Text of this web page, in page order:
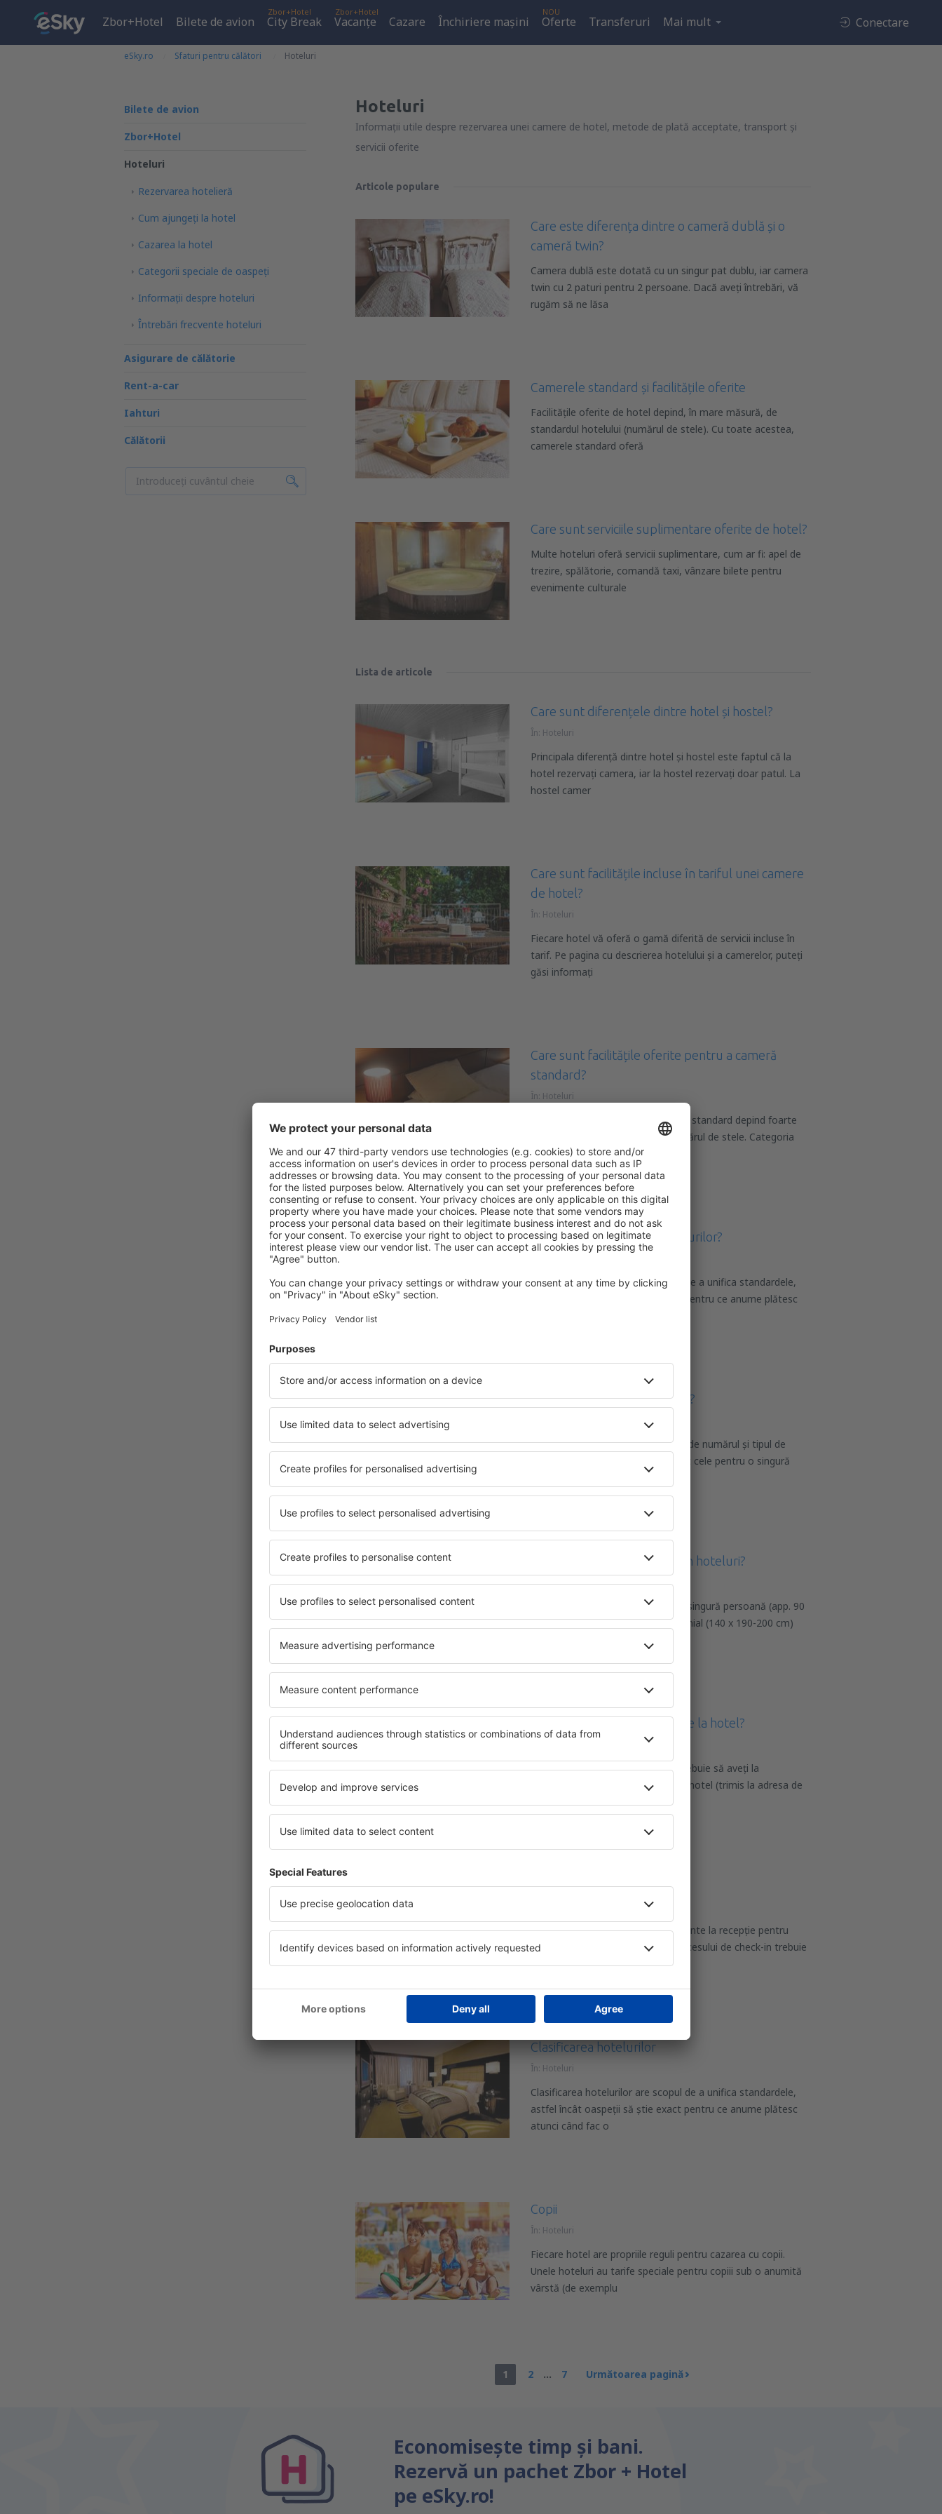
Zbor+Hotel Bilete de avion
Zbor+Hotel
City Break
Zbor+Hotel
Vacanţe Cazare Închiriere mașini
NOU
Oferte Transferuri Mai mult Conectare
eSky.ro Sfaturi pentru călători Hoteluri
Bilete de avion
Zbor+Hotel
Hoteluri
Rezervarea hotelieră
Cum ajungeţi la hotel
Cazarea la hotel
Categorii speciale de oaspeţi
Informații despre hoteluri
Întrebări frecvente hoteluri
Asigurare de călătorie
Rent-a-car
Iahturi
Călătorii
Hoteluri
Informații utile despre rezervarea unei camere de hotel, metode de plată acceptate, transport și
servicii oferite
Articole populare
Care este diferența dintre o cameră dublă și o
cameră twin?
Camera dublă este dotată cu un singur pat dublu, iar camera
twin cu 2 paturi pentru 2 persoane. Dacă aveți întrebări, vă
rugăm să ne lăsa
Camerele standard și facilitățile oferite
Facilitățile oferite de hotel depind, în mare măsură, de
standardul hotelului (numărul de stele). Cu toate acestea,
camerele standard oferă
Care sunt serviciile suplimentare oferite de hotel?
Multe hoteluri oferă servicii suplimentare, cum ar fi: apel de
trezire, spălătorie, comandă taxi, vânzare bilete pentru
evenimente culturale
Lista de articole
Care sunt diferențele dintre hotel și hostel?
În: Hoteluri
Principala diferență dintre hotel și hostel este faptul că la
hotel rezervați camera, iar la hostel rezervați doar patul. La
hostel camer
Care sunt facilitățile incluse în tariful unei camere
de hotel?
În: Hoteluri
Fiecare hotel vă oferă o gamă diferită de servicii incluse în
tarif. Pe pagina cu descrierea hotelului și a camerelor, puteți
găsi informați
Care sunt facilitățile oferite pentru a cameră
standard?
În: Hoteluri
Facilitățile oferite pentru o cameră standard depind foarte
mult de standardul hotelului - numărul de stele. Categoria
cea mai populară este
Care sunt standardele hotelurilor?
Clasificarea hotelurilor are scopul de a unifica standardele,
astfel încât oaspeții să știe exact pentru ce anume plătesc
Care sunt tipurile de camere?
Camerele sunt împărțite în funcție de numărul și tipul de
paturi oferite. Camerele single sunt cele pentru o singură
Care sunt tipurile de paturi in hoteluri?
În:Hoteluri
Tipuri de paturi sunt: pat pentru o singură persoană (app. 90
x 190-200 cm) pat dublu/ matrimonial (140 x 190-200 cm)
Ce documente sunt necesare la hotel?
Pentru a putea face check-in-ul, trebuie să aveți la
dumneavoastră voucher-ul pentru hotel (trimis la adresa de
e-mail după finalizarea plăț
Ce este check-in-ul la hotel?
Fiecare oaspete trebuie să se prezinte la recepție pentru
procesul de check-in. În timpul procesului de check-in trebuie
să prezentați vouch
Clasificarea hotelurilor
În: Hoteluri
Clasificarea hotelurilor are scopul de a unifica standardele,
astfel încât oaspeții să știe exact pentru ce anume plătesc
atunci când fac o
Copii
În: Hoteluri
Fiecare hotel are propriile reguli pentru cazarea cu copii.
Unele hoteluri au tarife speciale pentru copiii sub o anumită
vârstă (de exemplu
1 2 ... 7 Următoarea pagină
Economiseşte timp și bani.
Rezervă un pachet Zbor + Hotel
pe eSky.ro!